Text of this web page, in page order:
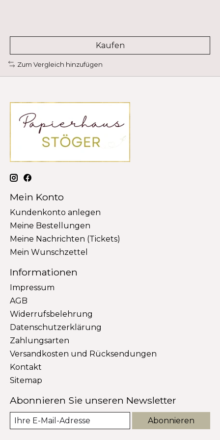
Kaufen
Zum Vergleich hinzufügen
Mein Konto
Kundenkonto anlegen
Meine Bestellungen
Meine Nachrichten (Tickets)
Mein Wunschzettel
Informationen
Impressum
AGB
Widerrufsbelehrung
Datenschutzerklärung
Zahlungsarten
Versandkosten und Rücksendungen
Kontakt
Sitemap
Abonnieren Sie unseren Newsletter
Abonnieren